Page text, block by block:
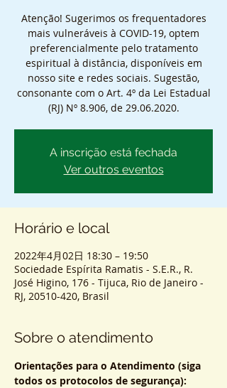
Atenção! Sugerimos os frequentadores
mais vulneráveis à COVID-19, optem
preferencialmente pelo tratamento
espiritual à distância, disponíveis em
nosso site e redes sociais. Sugestão,
consonante com o Art. 4º da Lei Estadual
(RJ) Nº 8.906, de 29.06.2020.
A inscrição está fechada
Ver outros eventos
Horário e local
2022年4月02日 18:30 – 19:50
Sociedade Espírita Ramatis - S.E.R., R.
José Higino, 176 - Tijuca, Rio de Janeiro -
RJ, 20510-420, Brasil
Sobre o atendimento
Orientações para o Atendimento (siga
todos os protocolos de segurança):